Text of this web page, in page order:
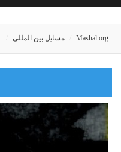
Mashal.org مسایل بین المللی